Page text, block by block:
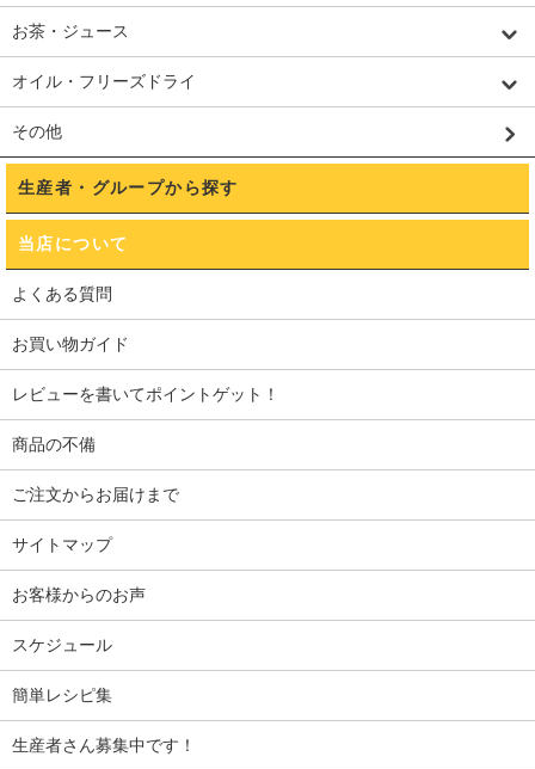
お茶・ジュース
オイル・フリーズドライ
その他
生産者・グループから探す
当店について
よくある質問
お買い物ガイド
レビューを書いてポイントゲット！
商品の不備
ご注文からお届けまで
サイトマップ
お客様からのお声
スケジュール
簡単レシピ集
生産者さん募集中です！